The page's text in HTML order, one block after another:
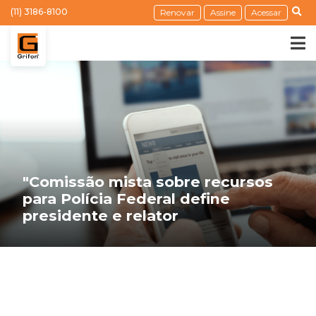
(11) 3186-8100 Renovar Assine Acessar
"Comissão mista sobre recursos
para Polícia Federal define
presidente e relator